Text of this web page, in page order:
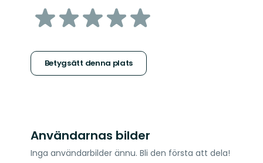
av
stjärnor
Betygsätt denna plats
Användarnas bilder
Inga användarbilder ännu. Bli den första att dela!